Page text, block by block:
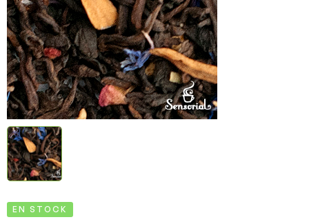
EN STOCK